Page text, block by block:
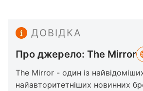
ДОВІДКА
Про джерело: The Mirror
The Mirror - один із
найавторитетніших новинних